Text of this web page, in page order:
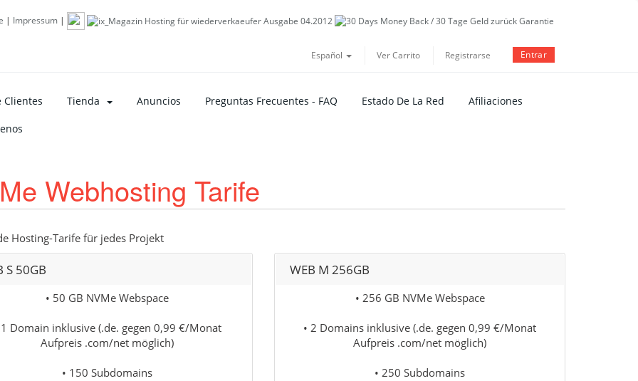
| Impressum |
Español Ver Carrito Registrarse Entrar
Clientes Tienda Anuncios Preguntas Frecuentes - FAQ Estado De La Red Afiliaciones
Webhosting Tarife
Hosting-Tarife für jedes Projekt
S 50GB
• 50 GB NVMe Webspace
1 Domain inklusive (.de. gegen 0,99 €/Monat
Aufpreis .com/net möglich)
• 150 Subdomains
WEB M 256GB
• 256 GB NVMe Webspace
• 2 Domains inklusive (.de. gegen 0,99 €/Monat
Aufpreis .com/net möglich)
• 250 Subdomains